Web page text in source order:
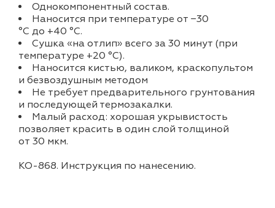
Однокомпонентный состав.
Наносится при температуре от −30
°С до +40 °С.
Сушка «на отлип» всего за 30 минут (при
температуре +20 °С).
Наносится кистью, валиком, краскопультом
и безвоздушным методом
Не требует предварительного грунтования
и последующей термозакалки.
Малый расход: хорошая укрывистость
позволяет красить в один слой толщиной
от 30 мкм.
KO-868. Инструкция по нанесению.